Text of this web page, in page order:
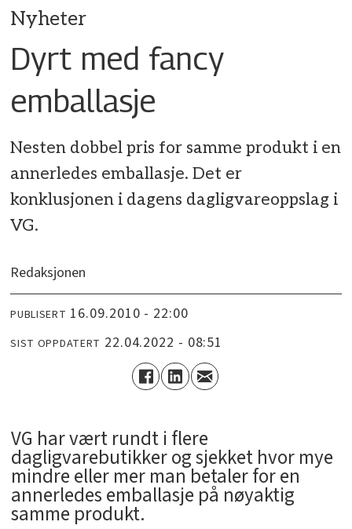
Nyheter
Dyrt med fancy
emballasje
Nesten dobbel pris for samme produkt i en
annerledes emballasje. Det er
konklusjonen i dagens dagligvareoppslag i
VG.
Redaksjonen
PUBLISERT 16.09.2010 - 22:00
SIST OPPDATERT 22.04.2022 - 08:51
VG har vært rundt i flere
dagligvarebutikker og sjekket hvor mye
mindre eller mer man betaler for en
annerledes emballasje på nøyaktig
samme produkt.